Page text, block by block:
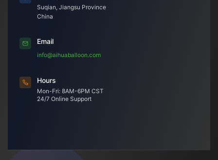
Suqian, Jiangsu Province
China
Email
info@aihuaballoon.com
Hours
Mon-Fri: 8AM-6PM CST
24/7 Online Support